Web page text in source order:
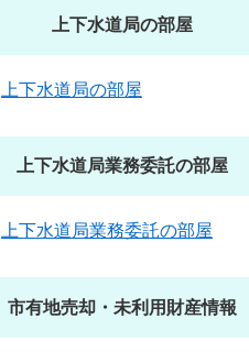
上下水道局の部屋
上下水道局の部屋
上下水道局業務委託の部屋
上下水道局業務委託の部屋
市有地売却・未利用財産情報